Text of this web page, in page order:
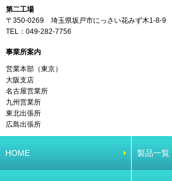
第二工場
〒350-0269 埼玉県坂戸市にっさい花みず木1-8-9
TEL： 049-282-7756
事業所案内
営業本部（東京）
大阪支店
名古屋営業所
九州営業所
東北出張所
広島出張所
HOME 製品一覧